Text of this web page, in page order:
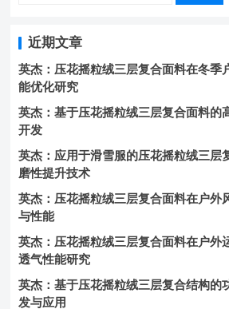
近期文章
英杰：压花摇粒绒三层复合面料在冬季
能优化研究
英杰：基于压花摇粒绒三层复合面料的
开发
英杰：应用于滑雪服的压花摇粒绒三层
磨性提升技术
英杰：压花摇粒绒三层复合面料在户外
与性能
英杰：压花摇粒绒三层复合面料在户外
透气性能研究
英杰：基于压花摇粒绒三层复合结构的
发与应用